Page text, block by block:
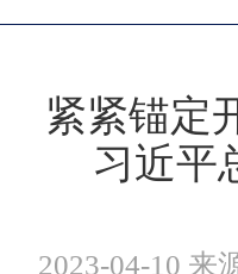
紧紧锚定
习近平
2023-04-10 来